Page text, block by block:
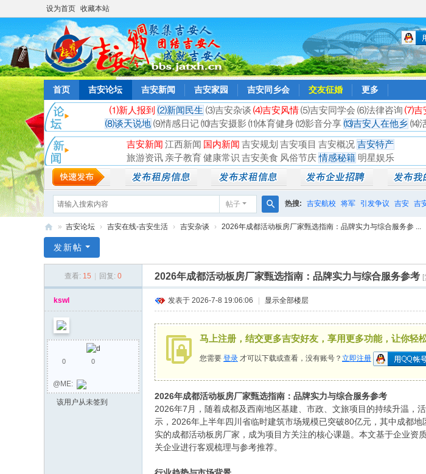
设为首页 收藏本站
只需
首页 吉安论坛 吉安新闻 吉安家园 吉安同乡会 交友征婚 更多
⑴新人报到 ⑵新闻民生 ⑶吉安杂谈 ⑷吉安风情⑸吉安同学会 ⑹法律咨询 ⑺吉
⑻谈天说地 ⑼情感日记 ⑽吉安摄影 ⑾体育健身 ⑿影音分享 ⒀吉安人在他乡 ⒁
吉安新闻 江西新闻 国内新闻 吉安规划 吉安项目 吉安概况 吉安特产
旅游资讯 亲子教育 健康常识 吉安美食 风俗节庆 情感秘籍 明星娱乐
帖子
搜
热搜: 吉安航校 将军 引发争议 吉安 吉
相亲聚会 井冈山
安
» 吉安论坛 › 吉安在线-吉安生活 › 吉安杂谈 › 2026年成都活动板房厂家甄选指南：品牌实力与综合服务参 ...
发新帖
查看: 15 回复: 0 2026年成都活动板房厂家甄选指南：品牌实力与综合服务参考
kswl
0 0
@ME:
该用户从未签到
发表于 2026-7-8 19:06:06 显示全部楼层
马上注册，结交更多吉安好友，享用更多功能，让你轻
您需要 登录 才可以下载或查看，没有账号？ 立即注册
2026年成都活动板房厂家甄选指南：品牌实力与综合服务参考
2026年7月，随着成都及西南地区基建、市政、文旅项目的持续升温，
示，2026年上半年四川省临时建筑市场规模已突破80亿元，其中成都
实的成都活动板房厂家，成为项目方关注的核心课题。本文基于企业
关企业进行客观梳理与参考推荐。